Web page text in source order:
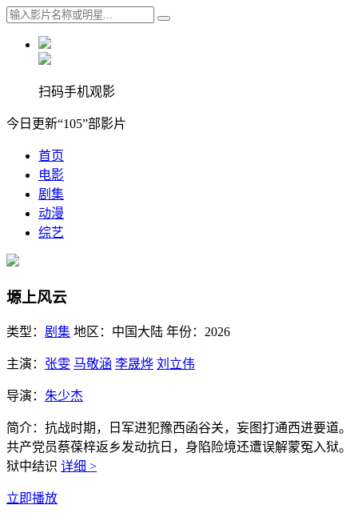
扫码手机观影
今日更新“105”部影片
首页
电影
剧集
动漫
综艺
塬上风云
类型： 剧集 地区： 中国大陆 年份： 2026
主演： 张雯 马敬涵 李晟烨 刘立伟
导演： 朱少杰
简介： 抗战时期，日军进犯豫西函谷关，妄图打通西进要道。
共产党员蔡葆梓返乡发动抗日，身陷险境还遭误解蒙冤入狱。
狱中结识 详细 >
立即播放